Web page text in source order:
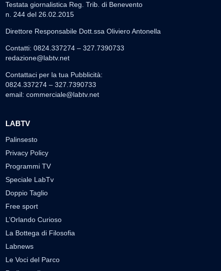
Testata giornalistica Reg. Trib. di Benevento
n. 244 del 26.02.2015
Direttore Responsabile Dott.ssa Oliviero Antonella
Contatti: 0824.337274 – 327.7390733
redazione@labtv.net
Contattaci per la tua Pubblicità:
0824.337274 – 327.7390733
email: commerciale@labtv.net
LABTV
Palinsesto
Privacy Policy
Programmi TV
Speciale LabTv
Doppio Taglio
Free sport
L’Orlando Curioso
La Bottega di Filosofia
Labnews
Le Voci del Parco